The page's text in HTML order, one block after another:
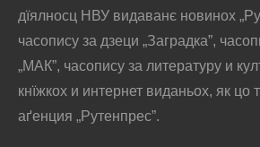
дїялносц НВУ видаванє новинох
часопису за дзеци „Заградка”,
„МАК”, часопису за литературу и
кнїжкох и интернет виданьох, як цо
аґенция „Рутенпрес”.